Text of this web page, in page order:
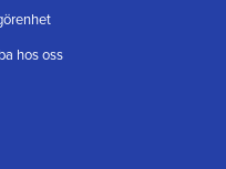
hos oss